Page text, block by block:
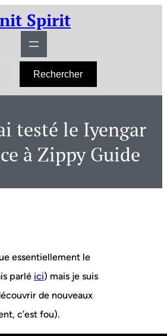
Spirit
Rechercher
testé le Iyengar
à Zippy Guide
essentiellement le
parlé ici) mais je suis
de nouveaux
c’est fou).